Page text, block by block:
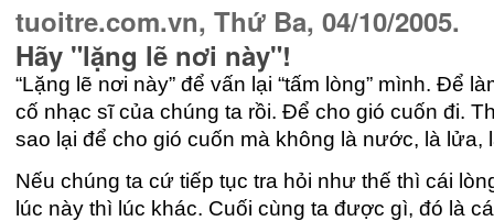
tuoitre.com.vn, Thứ Ba, 04/10/2005.
Hãy "lặng lẽ nơi này"!
“Lặng lẽ nơi này” để vấn lại “tấm lòng” mình. Để
cố nhạc sĩ của chúng ta rồi. Để cho gió cuốn đi.
sao lại để cho gió cuốn mà không là nước, là lửa,
Nếu chúng ta cứ tiếp tục tra hỏi như thế thì cái
lúc này thì lúc khác. Cuối cùng ta được gì, đó là